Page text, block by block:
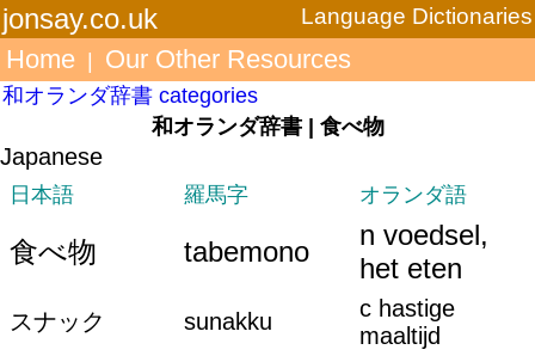
jonsay.co.uk Language Dictionaries
Home Our Other Resources
和オランダ辞書 categories
和オランダ辞書 | 食べ物
Japanese
日本語 羅馬字 オランダ語
食べ物 tabemono
n voedsel,
het eten
スナック sunakku
c hastige
maaltijd